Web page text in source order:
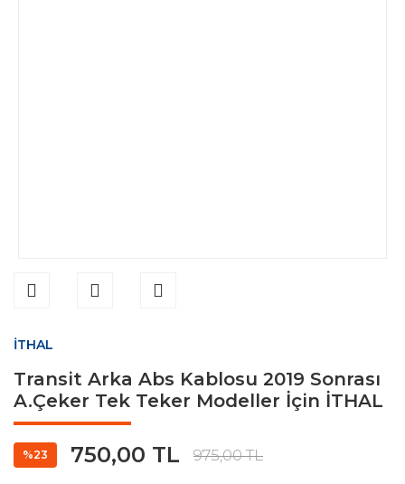
İTHAL
Transit Arka Abs Kablosu 2019 Sonrası
A.Çeker Tek Teker Modeller İçin İTHAL
%23 750,00 TL 975,00 TL